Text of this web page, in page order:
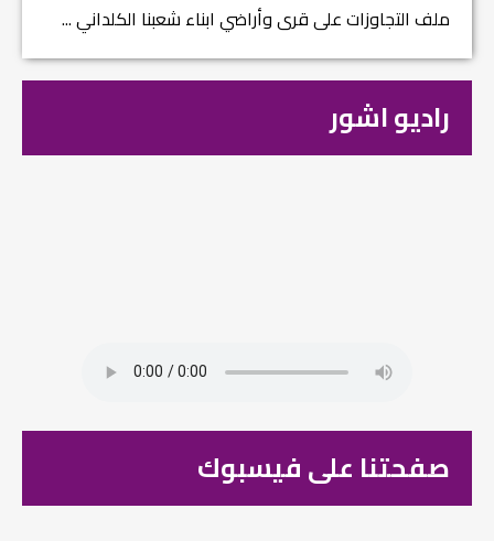
ملف التجاوزات على قرى وأراضي ابناء شعبنا الكلداني ...
راديو اشور
صفحتنا على فيسبوك